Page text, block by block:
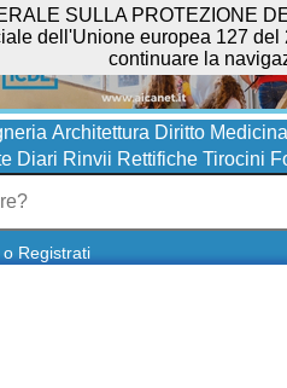
Architettura Diritto Medicina
Diari Rinvii Rettifiche Tirocini
o Registrati
SULLA PROTEZIONE
dell'Unione europea 127
continuare la